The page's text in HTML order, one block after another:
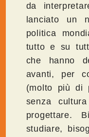
da
lanciato un
politica
tutto e su
che hanno
avanti, per
(molto più di
senza
progettare.
studiare,